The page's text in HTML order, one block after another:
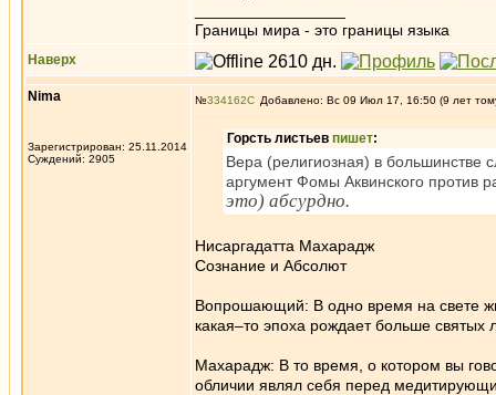
Границы мира - это границы языка
Наверх
Nima
Зарегистрирован: 25.11.2014
Суждений: 2905
№334162 Добавлено: Вс 09 Июл 17, 16:50 (9 лет
Горсть листьев пишет:
Вера (религиозная) в большинстве
аргумент Фомы Аквинского против
это) абсурдно.
Нисаргадатта Махарадж
Сознание и Абсолют
Вопрошающий: В одно время на свете
какая–то эпоха рождает больше святых
Махарадж: В то время, о котором вы
обличии являл себя перед